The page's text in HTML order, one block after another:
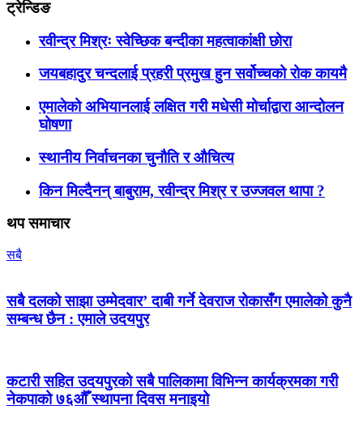
ट्रेन्डिङ
रवीन्द्र मिश्रः स्वेच्छिक बन्दीका महत्वाकांक्षी छोरा
जयबहादुर चन्दलाई प्रहरी प्रमुख हुन सर्वोच्चको रोक कायमै
एमालेको अभियानलाई लक्षित गरी मधेसी मोर्चाद्वारा आन्दोलन
घोषणा
स्थानीय निर्वाचनका चुनौति र औचित्य
किन मिल्दैनन् बाबुराम, रवीन्द्र मिश्र र उज्जवल थापा ?
थप समाचार
सबै
सबै दलको साझा उम्मेदवार’ दाबी गर्ने देवराज रोकासँग एमालेको कुनै
सम्बन्ध छैन : एमाले उदयपुर
कटारी सहित उदयपुरको सबै पालिकामा विभिन्न कार्यक्रमका गरी
नेकपाको ७६औँ स्थापना दिवस मनाइयो